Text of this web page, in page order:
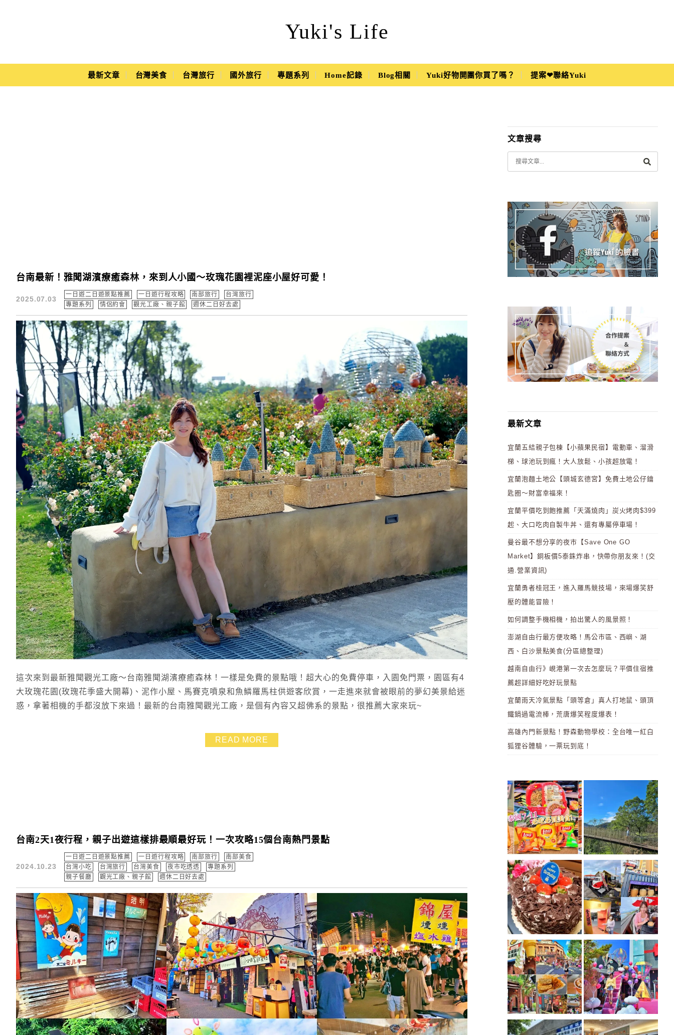
Yuki's Life
Yuki's Life
Main Menu
最新文章 台灣美食 台灣旅行 國外旅行 專題系列 Home記錄 Blog相關 Yuki好物開團你買了嗎？ 提案❤聯絡Yuki
台南最新！雅聞湖濱療癒森林，來到人小國～玫瑰花園裡泥座小屋好可愛！
2025.07.03
一日遊二日遊景點推薦 一日遊行程攻略 南部旅行
台灣旅行
專題系列
情侶約會 觀光工廠、親子館 週休二日好去處
這次來到最新雅聞觀光工廠～台南雅聞湖濱療癒森林！一樣是免費的景點哦！超大心的免費停車，入園免門票，園區有4
大玫瑰花園(玫瑰花季盛大開幕)、泥作小屋、馬賽克噴泉和魚鱗羅馬柱供遊客欣賞，一走進來就會被眼前的夢幻美景給迷
惑，拿著相機的手都沒放下來過！最新的台南雅聞觀光工廠，是個有內容又超佛系的景點，很推薦大家來玩~
READ MORE
台南2天1夜行程，親子出遊這樣排最順最好玩！一次攻略15個台南熱門景點
2024.10.23
一日遊二日遊景點推薦 一日遊行程攻略 南部旅行
南部美食
台灣小吃
台灣旅行 台灣美食 夜市吃透透
專題系列
親子餐廳
觀光工廠、親子館 週休二日好去處
文章搜尋
最新文章
宜蘭五結親子包棟【小蘋果民宿】電動車、溜滑
梯、球池玩到瘋！大人放鬆、小孩超放電！
宜蘭泡麵土地公【頭城玄德宮】免費土地公仔鑰
匙圈～財富幸福來！
宜蘭平價吃到飽推薦「天滿燒肉」炭火烤肉$399
起、大口吃肉自製牛丼、還有專屬停車場！
曼谷最不想分享的夜市【Save One GO
Market】銅板價5泰銖炸串，快帶你朋友來！(交
通.營業資訊)
宜蘭勇者桂冠王，進入羅馬競技場，來場爆笑舒
壓的體能冒險！
如何調整手機相機，拍出驚人的風景照！
澎湖自由行最方便攻略！馬公市區、西嶼、湖
西、白沙景點美食(分區總整理)
越南自由行》峴港第一次去怎麼玩？平價住宿推
薦超詳細好吃好玩景點
宜蘭雨天冷氣景點「頭等倉」真人打地鼠、頭頂
鐵鍋過電流棒，荒唐爆笑程度爆表！
高雄內門新景點！野森動物學校：全台唯一紅白
狐狸谷體驗，一票玩到底！